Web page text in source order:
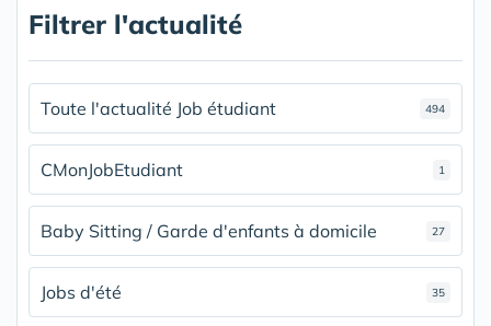
Filtrer l'actualité
Toute l'actualité Job étudiant 494
CMonJobEtudiant 1
Baby Sitting / Garde d'enfants à domicile 27
Jobs d'été 35